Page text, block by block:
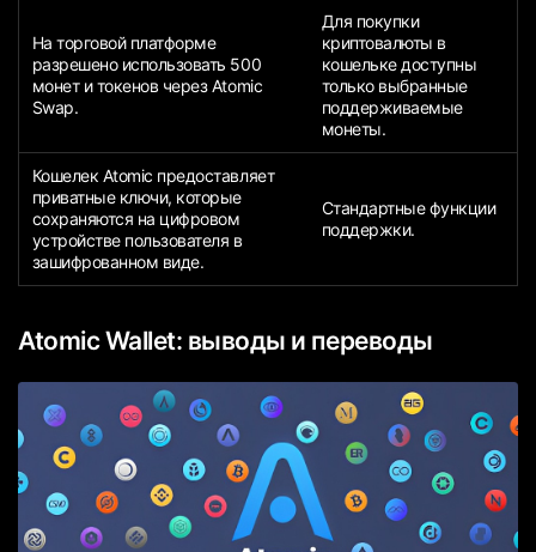
На торговой платформе
разрешено использовать 500
монет и токенов через Atomic
Swap.
Для покупки
криптовалюты в
кошельке доступны
только выбранные
поддерживаемые
монеты.
Кошелек Atomic предоставляет
приватные ключи, которые
сохраняются на цифровом
устройстве пользователя в
зашифрованном виде.
Стандартные функции
поддержки.
Atomic Wallet: выводы и переводы